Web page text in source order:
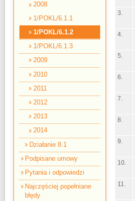
3.
4.
5.
6.
7.
8.
9.
10.
11.
2008
1/POKL/6.1.1
1/POKL/6.1.2
1/POKL/6.1.3
2009
2010
2011
2012
2013
2014
Działanie 8.1
Podpisane umowy
Pytania i odpowiedzi
Najczęściej popełniane
błędy